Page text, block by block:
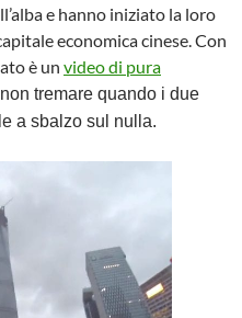
e hanno iniziato la loro
economica cinese. Con
è un video di pura
tremare quando i due
a sbalzo sul nulla.